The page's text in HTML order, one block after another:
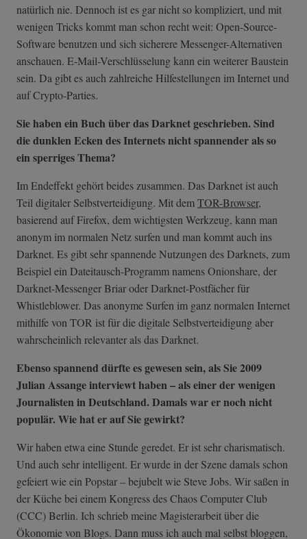
natürlich nie. Dennoch ist es gar nicht so kompliziert, und mit
wenigen Tricks kommt man schon recht weit: Open-Source-
Software benutzen und sich sicherere Messenger-Alternativen
anschauen. E-Mail-Verschlüsselung kann ein weiterer Baustein
sein. Da gibt es auch zahlreiche Hilfestellungen im Internet und
auf Crypto-Parties.
Sie haben ein Buch über das Darknet geschrieben. Sind
die dunklen Ecken des Internets nicht spannender als so
ein sperriges Thema?
Im Endeffekt gehört beides zusammen. Das Darknet ist auch
Teil digitaler Selbstverteidigung. Mit demTOR-Browser,
basierend auf Firefox, dem wichtigsten Werkzeug, kann man
anonym im normalen Netz surfen und man kommt auch ins
Darknet. Es gibt sehr spannende Nutzungen des Darknets, zum
Beispiel ein Dateitausch-Programm namens Onionshare, der
Darknet-Messenger Briar oder Darknet-Postfächer für
Whistleblower. Das anonyme Surfen im ganz normalen Internet
mithilfe von TOR ist für die digitale Selbstverteidigung aber
wahrscheinlich relevanter als das Darknet.
Ebenso spannend dürfte es gewesen sein, als Sie 2009
Julian Assange interviewt haben – als einer der wenigen
Journalisten in Deutschland. Damals war er noch nicht
populär. Wie hat er auf Sie gewirkt?
Wir haben etwa eine Stunde geredet. Er ist sehr charismatisch.
Und auch sehr intelligent. Er wurde in der Szene damals schon
gefeiert wie ein Popstar – bejubelt wie Steve Jobs. Wir saßen in
der Küche bei einem Kongress des Chaos Computer Club
(CCC) Berlin. Ich schrieb meine Magisterarbeit über die
Ökonomie von Blogs. Dann muss ich auch mal selbst bloggen,